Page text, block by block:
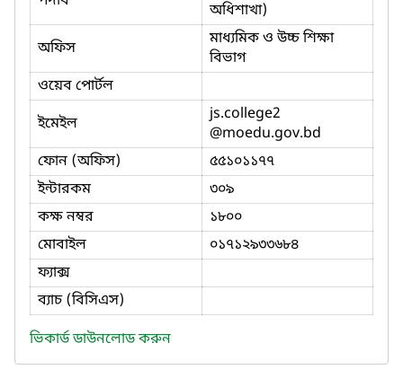
অধিশাখা)
অফিস
মাধ্যমিক ও উচ্চ শিক্ষা
বিভাগ
ওয়েব পোর্টল
ইমেইল
js.college2
@moedu.gov.bd
ফোন (অফিস)
৫৫১০১১৭৭
ইন্টারকম
৩০৯
কক্ষ নম্বর
১৮০০
মোবাইল
০১৭১২৯৩৩৬৮৪
ফ্যাক্স
ব্যাচ (বিসিএস)
ভিকার্ড ডাউনলোড করুন